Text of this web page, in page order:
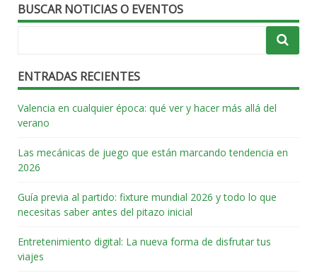
BUSCAR NOTICIAS O EVENTOS
ENTRADAS RECIENTES
Valencia en cualquier época: qué ver y hacer más allá del
verano
Las mecánicas de juego que están marcando tendencia en
2026
Guía previa al partido: fixture mundial 2026 y todo lo que
necesitas saber antes del pitazo inicial
Entretenimiento digital: La nueva forma de disfrutar tus
viajes